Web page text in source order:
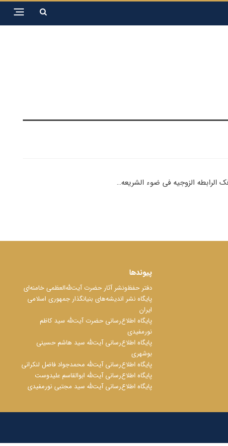
الرابطه الزوجیه فی ضوء الشریعه…
پیوندها
دفتر حفظ‌‌‌ونشر آثار حضرت آیت‌ﷲ‌العظمی خامنه‌ای
پایگاه نشر اندیشه‌های بنیانگذار جمهوری اسلامی
ایران
پایگاه اطلاع‌رسانی حضرت آیت‌ﷲ سید کاظم
نورمفیدی
پایگاه اطلاع‌رسانی آیت‌ﷲ سید هاشم حسینی
بوشهری
پایگاه اطلاع‌رسانی آیت‌ﷲ محمدجواد فاضل لنکرانی
پایگاه اطلاع‌رسانی آیت‌ﷲ ابوالقاسم علیدوست
پایگاه اطلاع‌رسانی آیت‌ﷲ سید مجتبی نورمفیدی